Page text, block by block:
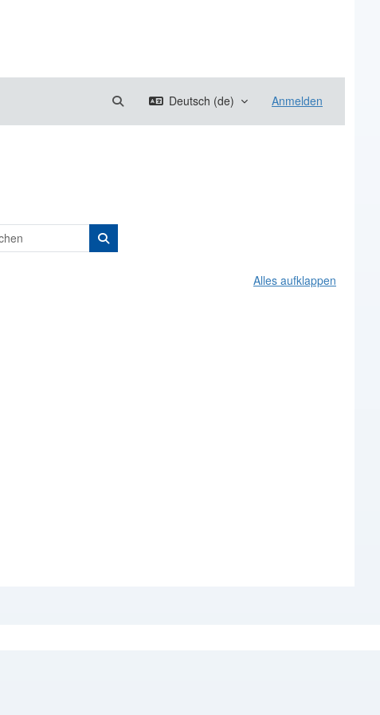
Sucheingabe umschalten
Deutsch ‎(de)‎ Anmelden
Kurse suchen
Kurse suchen
Alles aufklappen